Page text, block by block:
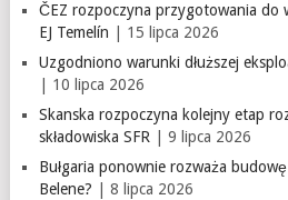
ČEZ rozpoczyna przygotowania do
EJ Temelín | 15 lipca 2026
Uzgodniono warunki dłuższej
| 10 lipca 2026
Skanska rozpoczyna kolejny etap
składowiska SFR| 9 lipca 2026
Bułgaria ponownie rozważa
Belene? | 8 lipca 2026